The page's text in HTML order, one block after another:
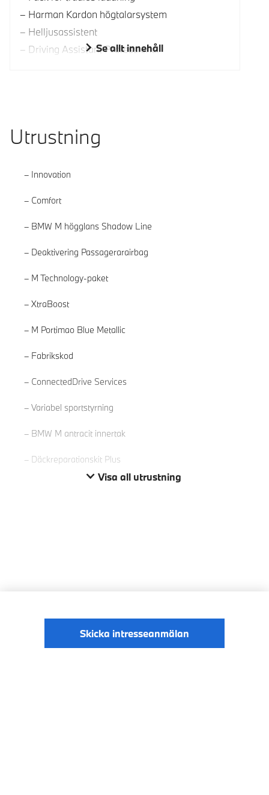
Harman Kardon högtalarsystem
Helljusassistent
Driving Assistant Professional
Se allt innehåll
Utrustning
Innovation
Comfort
BMW M högglans Shadow Line
Deaktivering Passagerarairbag
M Technology-paket
XtraBoost
M Portimao Blue Metallic
Fabrikskod
ConnectedDrive Services
Variabel sportstyrning
BMW M antracit innertak
Däckreparationskit Plus
Visa all utrustning
Skicka intresseanmälan